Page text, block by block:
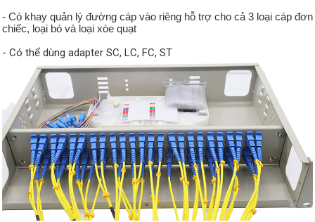
- Có khay quản lý đường cáp vào riêng hỗ trợ cho cả 3 loại cáp đơn
chiếc, loại bó và loại xòe quạt
- Có thể dùng adapter SC, LC, FC, ST